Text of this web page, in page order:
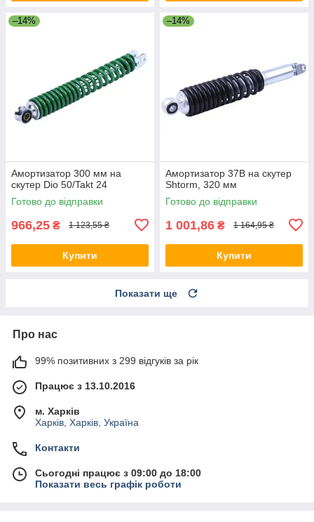
–14%
Амортизатор 300 мм на
скутер Dio 50/Takt 24
Готово до відправки
966,25 ₴ 1 123,55 ₴
Купити
–14%
Амортизатор 37B на скутер
Shtorm, 320 мм
Готово до відправки
1 001,86 ₴ 1 164,95 ₴
Купити
Показати ще
Про нас
99% позитивних з 299 відгуків за рік
Працює з 13.10.2016
м. Харків
Харків, Харків, Україна
Контакти
Сьогодні працює з 09:00 до 18:00
Показати весь графік роботи